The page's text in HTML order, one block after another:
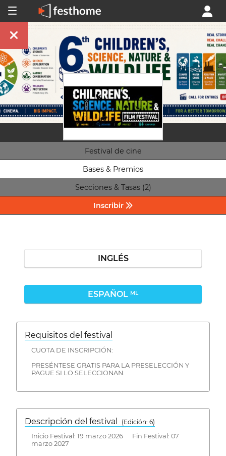
Festival de cine
Bases & Premios
Secciones & Tasas (2)
Inscribir
INGLÉS
ESPAÑOL ML
Requisitos del festival
CUOTA DE INSCRIPCIÓN:
PRESÉNTESE GRATIS PARA LA PRESELECCIÓN Y
PAGUE SI LO SELECCIONAN.
Descripción del festival
( Edición: 6)
Inicio Festival: 19 marzo 2026 Fin Festival: 07
marzo 2027